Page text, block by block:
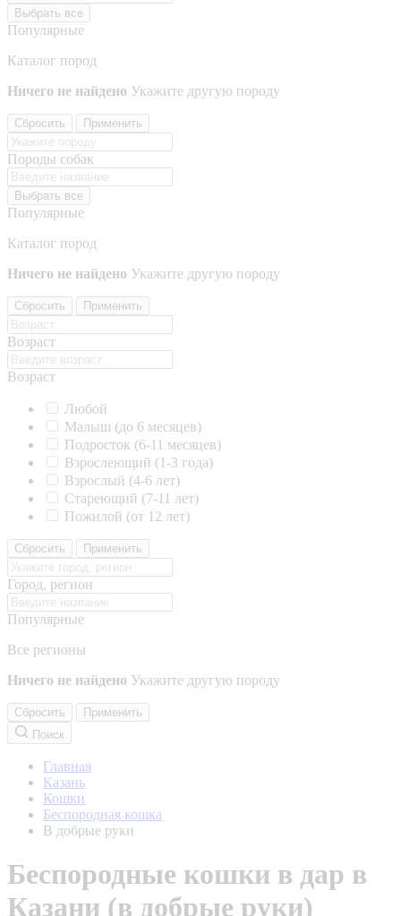
Выбрать все
Популярные
Каталог пород
Ничего не найдено Укажите другую породу
Сбросить Применить
Породы собак
Выбрать все
Популярные
Каталог пород
Ничего не найдено Укажите другую породу
Сбросить Применить
Возраст
Возраст
Любой
Малыш (до 6 месяцев)
Подросток (6-11 месяцев)
Взрослеющий (1-3 года)
Взрослый (4-6 лет)
Стареющий (7-11 лет)
Пожилой (от 12 лет)
Сбросить Применить
Город, регион
Популярные
Все регионы
Ничего не найдено Укажите другую породу
Сбросить
Применить
Поиск
Главная
Казань
Кошки
Беспородная кошка
В добрые руки
Беспородные кошки в дар в
Казани (в добрые руки)